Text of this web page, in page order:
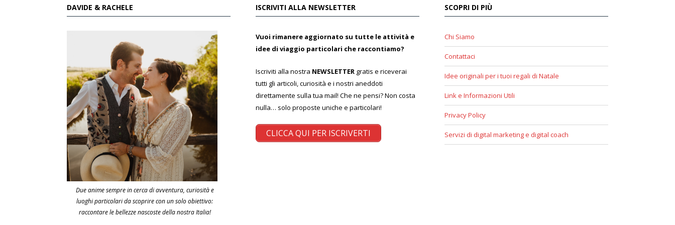
DAVIDE & RACHELE
Due anime sempre in cerca di avventura, curiosità e
luoghi particolari da scoprire con un solo obiettivo:
raccontare le bellezze nascoste della nostra Italia!
ISCRIVITI ALLA NEWSLETTER
Vuoi rimanere aggiornato su tutte le attività e
idee di viaggio particolari che raccontiamo?
Iscriviti alla nostra NEWSLETTER gratis e riceverai
tutti gli articoli, curiosità e i nostri aneddoti
direttamente sulla tua mail! Che ne pensi? Non costa
nulla… solo proposte uniche e particolari!
CLICCA QUI PER ISCRIVERTI
SCOPRI DI PIÙ
Chi Siamo
Contattaci
Idee originali per i tuoi regali di Natale
Link e Informazioni Utili
Privacy Policy
Servizi di digital marketing e digital coach